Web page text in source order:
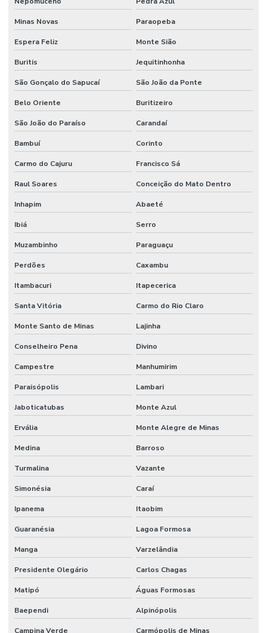
Onde Encontrar Anel Quadrado De Borracha Em Minas
Onde Encontrar Reparo Para Cilindro Hidráulico
Pistom Hidráulico
Ponteira De Direção
Preços De Terminal Hidraulico Macho Fixo Npt
Preços De Válvula Reguladora De Fluxo Em Minas Gerais
Raspador Hidráulico
Reparo De Orbitrol Para Tratores E Empilhadeiras
Reparo Em Sistemas Hidráulicos
Retentor De Vedação
Serviço De Manutenção Hidráulica Em Minas Gerais
Serviços De Solda
Terminal De Direção Minas Gerais
Terminal Fêmea Hidráulico
Terminal Fêmea Jic 37 Graus
Terminal Fêmea Unf Jic 37 Graus
Terminal Hidráulico Com Sede Plana
Terminal Hidráulico Dko
Terminal Hidráulico Fêmea 45 Graus
Terminal Hidráulico Fêmea Dko Mg
Terminal Hidráulico Fêmea Minas Gerais
Terminal Hidráulico Fêmea Para Mangueiras
Terminal Hidráulico Fêmea Unf Jic Minas Gerais
Terminal Hidráulico Flange
Minas Novas Paraopeba
Espera Feliz Monte Sião
Buritis Jequitinhonha
São Gonçalo do Sapucaí São João da Ponte
Belo Oriente Buritizeiro
São João do Paraíso Carandaí
Bambuí Corinto
Carmo do Cajuru Francisco Sá
Raul Soares Conceição do Mato Dentro
Inhapim Abaeté
Ibiá Serro
Muzambinho Paraguaçu
Perdões Caxambu
Itambacuri Itapecerica
Santa Vitória Carmo do Rio Claro
Monte Santo de Minas Lajinha
Conselheiro Pena Divino
Campestre Manhumirim
Paraisópolis Lambari
Jaboticatubas Monte Azul
Ervália Monte Alegre de Minas
Medina Barroso
Turmalina Vazante
Simonésia Caraí
Ipanema Itaobim
Guaranésia Lagoa Formosa
Manga Varzelândia
Presidente Olegário Carlos Chagas
Matipó Águas Formosas
Baependi Alpinópolis
Campina Verde Carmópolis de Minas